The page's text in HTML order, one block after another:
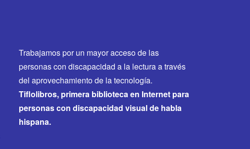
Trabajamos por un mayor acceso de las
personas con discapacidad a la lectura a través
del aprovechamiento de la tecnología.
Tiflolibros, primera biblioteca en Internet para
personas con discapacidad visual de habla
hispana.